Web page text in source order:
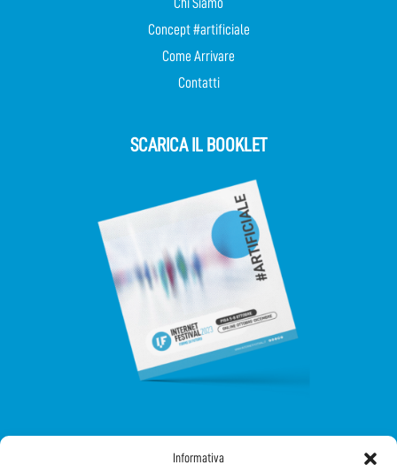
Informativa
Chi Siamo
Concept #artificiale
Come Arrivare
Contatti
SCARICA IL BOOKLET
SEGUICI SUI SOCIAL